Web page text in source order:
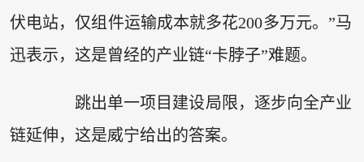
伏电站，仅组件运输成本就多花200多万元。”马
迅表示，这是曾经的产业链“卡脖子”难题。
跳出单一项目建设局限，逐步向全产业
链延伸，这是威宁给出的答案。